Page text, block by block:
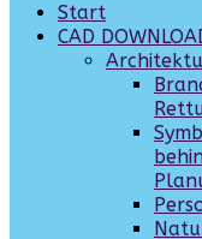
Start
CAD